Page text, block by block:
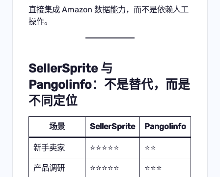
直接集成 Amazon 数据能力，而不是依赖人工
操作。
SellerSprite 与
Pangolinfo：不是替代，而是
不同定位
场景 SellerSprite Pangolinfo
新手卖家 ⭐⭐⭐⭐⭐ ⭐⭐
产品调研 ⭐⭐⭐⭐⭐ ⭐⭐⭐